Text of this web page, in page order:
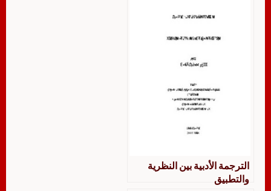
الترجمة الأدبية بين النظرية
والتطبيق